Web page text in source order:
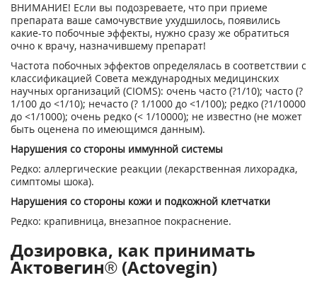
ВНИМАНИЕ! Если вы подозреваете, что при приеме
препарата ваше самочувствие ухудшилось, появились
какие-то побочные эффекты, нужно сразу же обратиться
очно к врачу, назначившему препарат!
Частота побочных эффектов определялась в соответствии с
классификацией Совета международных медицинских
научных организаций (CIOMS): очень часто (?1/10); часто (?
1/100 до <1/10); нечасто (? 1/1000 до <1/100); редко (?1/10000
до <1/1000); очень редко (< 1/10000); не известно (не может
быть оценена по имеющимся данным).
Нарушения со стороны иммунной системы
Редко: аллергические реакции (лекарственная лихорадка,
симптомы шока).
Нарушения со стороны кожи и подкожной клетчатки
Редко: крапивница, внезапное покраснение.
Дозировка, как принимать
Актовегин® (Actovegin)